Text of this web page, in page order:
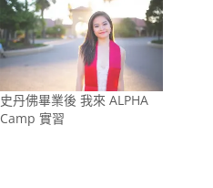
史丹佛畢業後 我來 ALPHA
Camp 實習